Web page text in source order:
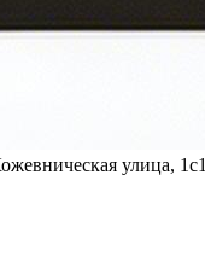
улица, 1с1